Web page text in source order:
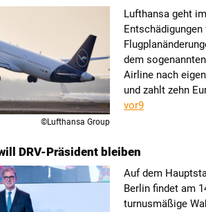
©Lufthansa Group
Lufthansa geht
dem
Airline nach
und zahlt zehn
vor9
DRV-Präsident bleiben
Auf dem
Berlin findet am
turnusmäßige